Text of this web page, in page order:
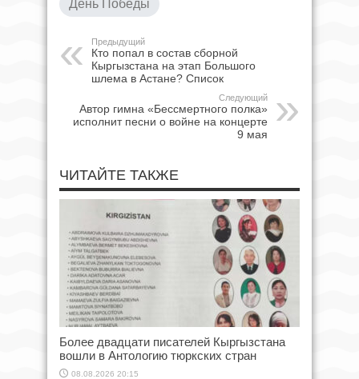
День Победы
Предыдущий
Кто попал в состав сборной
Кыргызстана на этап Большого
шлема в Астане? Список
Следующий
Автор гимна «Бессмертного полка»
исполнит песни о войне на концерте
9 мая
ЧИТАЙТЕ ТАКЖЕ
Более двадцати писателей Кыргызстана
вошли в Антологию тюркских стран
08.08.2026 20:15